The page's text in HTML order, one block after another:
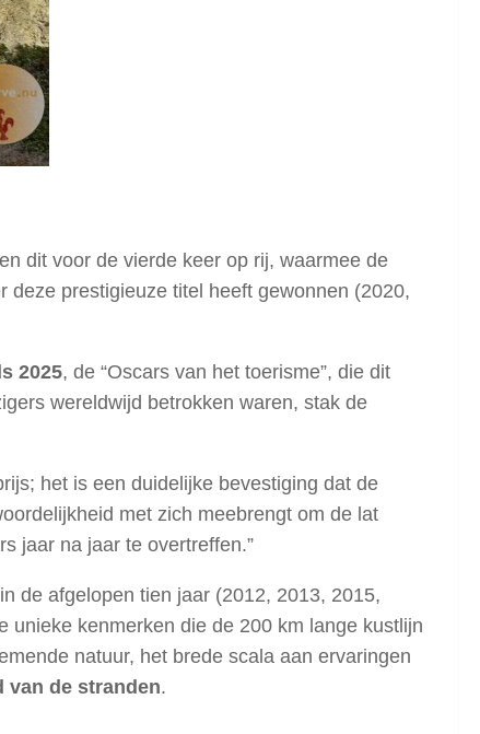
dit voor de vierde keer op rij, waarmee de
prestigieuze titel heeft gewonnen (2020,
2025, de “Oscars van het toerisme”, die dit
wereldwijd betrokken waren, stak de
het is een duidelijke bevestiging dat de
met zich meebrengt om de lat
jaar na jaar te overtreffen.”
de afgelopen tien jaar (2012, 2013, 2015,
unieke kenmerken die de 200 km lange kustlijn
natuur, het brede scala aan ervaringen
van de stranden.